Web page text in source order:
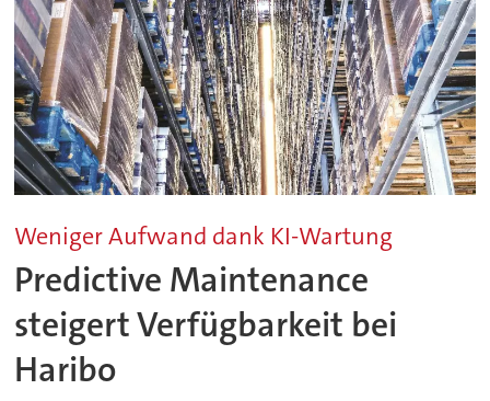
Weniger Aufwand dank KI-Wartung
Predictive Maintenance
steigert Verfügbarkeit bei
Haribo